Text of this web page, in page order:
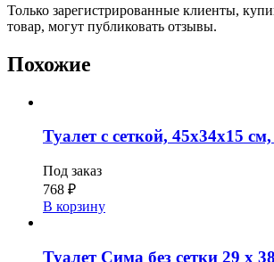
Только зарегистрированные клиенты,
товар, могут публиковать отзывы.
Похожие
Туалет с сеткой, 45х34х15
Под заказ
768 ₽
В корзину
Туалет Сима без сетки 29 х